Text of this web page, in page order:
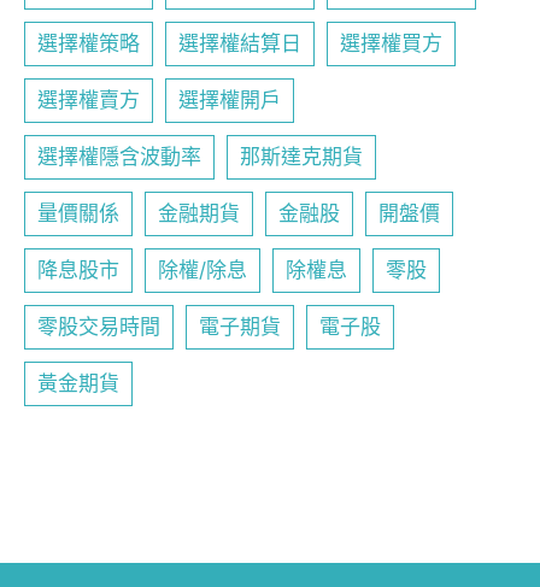
選擇權策略 選擇權結算日 選擇權買方
選擇權賣方 選擇權開戶
選擇權隱含波動率 那斯達克期貨
量價關係 金融期貨 金融股 開盤價
降息股市 除權/除息 除權息 零股
零股交易時間 電子期貨 電子股
黃金期貨